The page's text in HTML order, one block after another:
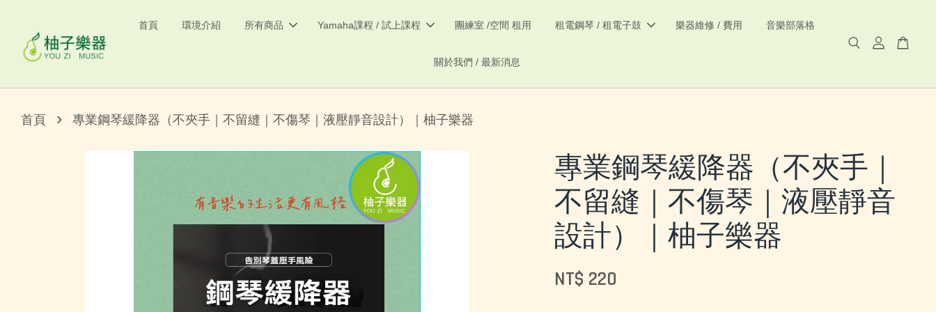
首頁 環境介紹 所有商品 Yamaha課程 / 試上課程 團練室 /空間 租用 租電鋼琴 / 租電子鼓 樂器維修 / 費用 音樂部落格
關於我們 / 最新消息
首頁 › 專業鋼琴緩降器（不夾手｜不留縫｜不傷琴｜液壓靜音設計）｜柚子樂器
專業鋼琴緩降器（不夾手｜
不留縫｜不傷琴｜液壓靜音
設計）｜柚子樂器
NT$ 220